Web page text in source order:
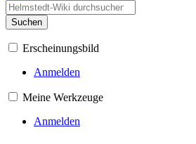
Suchen
Erscheinungsbild
Anmelden
Meine Werkzeuge
Anmelden